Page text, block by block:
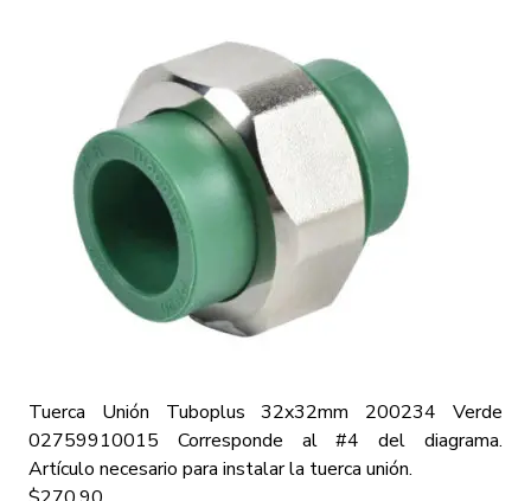
Tuerca Unión Tuboplus 32x32mm 200234 Verde
02759910015
Corresponde al #4 del diagrama.
Artículo necesario para instalar la tuerca unión.